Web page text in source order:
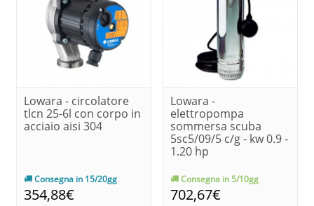
Lowara - circolatore
tlcn 25-6l con corpo in
acciaio aisi 304
Consegna in 15/20gg
354,88€
Lowara -
elettropompa
sommersa scuba
5sc5/09/5 c/g - kw 0.9 -
1.20 hp
Consegna in 5/10gg
702,67€